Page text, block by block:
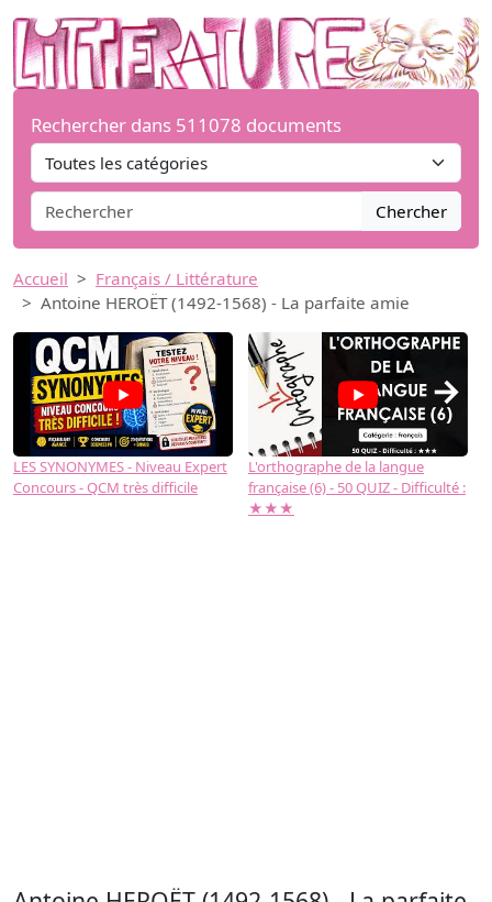
Rechercher dans 511078 documents
Chercher
Accueil
Français / Littérature
Antoine HEROËT (1492-1568) - La parfaite amie
LES SYNONYMES - Niveau Expert
Concours - QCM très difficile
L'orthographe de la langue
française (6) - 50 QUIZ - Difficulté :
★★★
→